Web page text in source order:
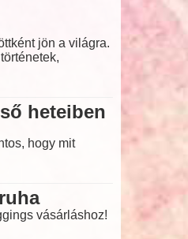
jön a világra.
heteiben
hogy mit
vásárláshoz!